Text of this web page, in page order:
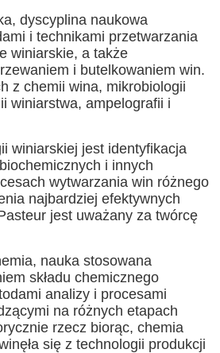
dyscyplina naukowa
i technikami przetwarzania
winiarskie, a także
i butelkowaniem win.
z chemii wina, mikrobiologii
winiarstwa, ampelografii i
winiarskiej jest identyfikacja
i innych
wytwarzania win różnego
najbardziej efektywnych
jest uważany za twórcę
nauka stosowana
składu chemicznego
analizy i procesami
na różnych etapach
rzecz biorąc, chemia
się z technologii produkcji